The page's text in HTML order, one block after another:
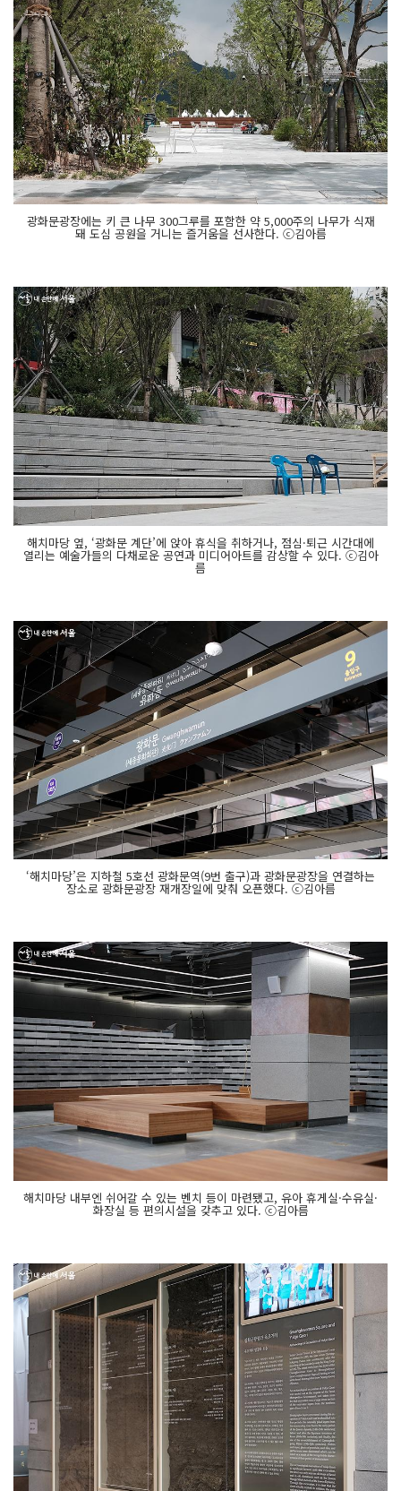
광화문광장에는 키 큰 나무 300그루를 포함한 약 5,000주의 나무가 식재
돼 도심 공원을 거니는 즐거움을 선사한다. ⓒ김아름
해치마당 옆, ‘광화문 계단’에 앉아 휴식을 취하거나, 점심·퇴근 시간대에
열리는 예술가들의 다채로운 공연과 미디어아트를 감상할 수 있다. ⓒ김아
름
‘해치마당’은 지하철 5호선 광화문역(9번 출구)과 광화문광장을 연결하는
장소로 광화문광장 재개장일에 맞춰 오픈했다. ⓒ김아름
해치마당 내부엔 쉬어갈 수 있는 벤치 등이 마련됐고, 유아 휴게실·수유실·
화장실 등 편의시설을 갖추고 있다. ⓒ김아름